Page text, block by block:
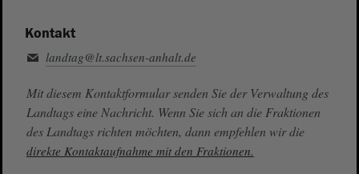
Kontakt
landtag@lt.sachsen-anhalt.de
Mit diesem Kontaktformular senden Sie der Verwaltung des
Landtags eine Nachricht. Wenn Sie sich an die Fraktionen
des Landtags richten möchten, dann empfehlen wir die
direkte Kontaktaufnahme mit den Fraktionen.